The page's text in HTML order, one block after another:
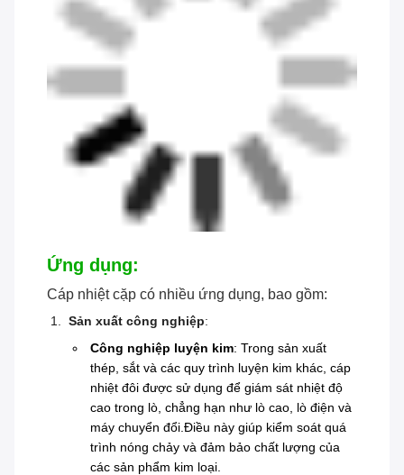
Ứng dụng:
Cáp nhiệt cặp có nhiều ứng dụng, bao gồm:
Sản xuất công nghiệp:
Công nghiệp luyện kim: Trong sản xuất
thép, sắt và các quy trình luyện kim khác, cáp
nhiệt đôi được sử dụng để giám sát nhiệt độ
cao trong lò, chẳng hạn như lò cao, lò điện và
máy chuyển đổi.Điều này giúp kiểm soát quá
trình nóng chảy và đảm bảo chất lượng của
các sản phẩm kim loại.